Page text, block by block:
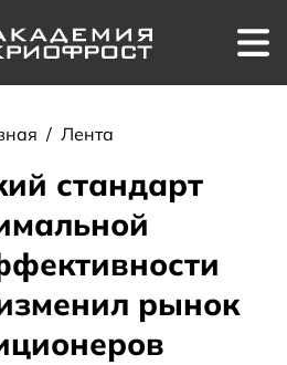
/ Лента
стандарт
рынок